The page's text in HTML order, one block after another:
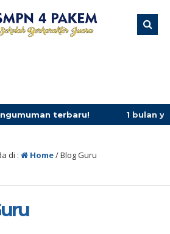
1 bulan yang lalu / panduan
di : Home/Blog Guru